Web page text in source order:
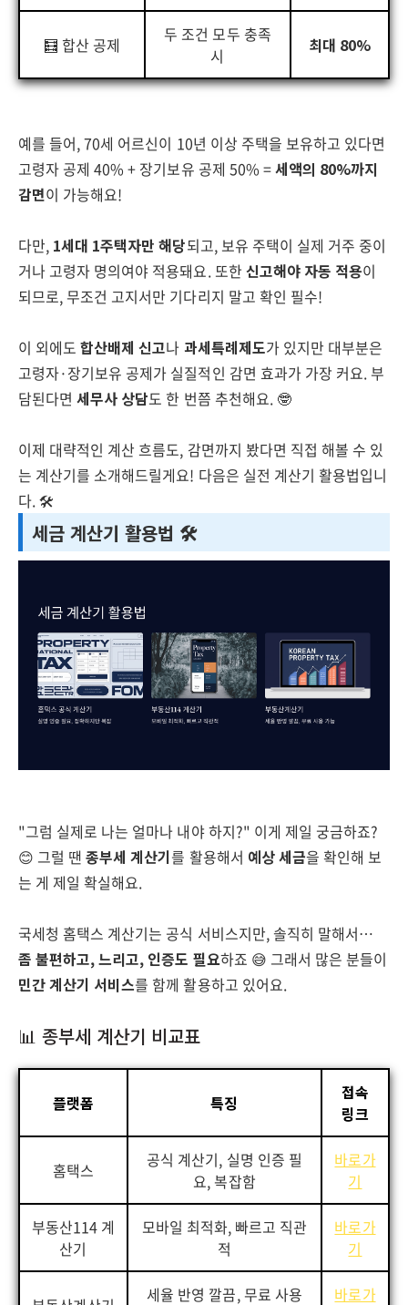
🧮 합산 공제
두 조건 모두 충족
시
최대 80%
예를 들어, 70세 어르신이 10년 이상 주택을 보유하고 있다면
고령자 공제 40% + 장기보유 공제 50% =세액의 80%까지
감면이 가능해요!
다만, 1세대 1주택자만 해당되고, 보유 주택이 실제 거주 중이
거나 고령자 명의여야 적용돼요. 또한 신고해야 자동 적용이
되므로, 무조건 고지서만 기다리지 말고 확인 필수!
이 외에도합산배제 신고나 과세특례제도가 있지만 대부분은
고령자·장기보유 공제가 실질적인 감면 효과가 가장 커요. 부
담된다면세무사 상담도 한 번쯤 추천해요. 🤓
이제 대략적인 계산 흐름도, 감면까지 봤다면 직접 해볼 수 있
는 계산기를 소개해드릴게요! 다음은 실전 계산기 활용법입니
다. 🛠️
세금 계산기 활용법 🛠️
"그럼 실제로 나는 얼마나 내야 하지?" 이게 제일 궁금하죠?
😊 그럴 땐종부세 계산기를 활용해서 예상 세금을 확인해 보
는 게 제일 확실해요.
국세청 홈택스 계산기는 공식 서비스지만, 솔직히 말해서…
좀 불편하고, 느리고, 인증도 필요하죠 😅 그래서 많은 분들이
민간 계산기 서비스를 함께 활용하고 있어요.
📊 종부세 계산기 비교표
플랫폼 특징
접속
링크
홈택스
공식 계산기, 실명 인증 필
요, 복잡함
바로가
기
부동산114 계
산기
모바일 최적화, 빠르고 직관
적
바로가
기
세율 반영 깔끔, 무료 사용 바로가